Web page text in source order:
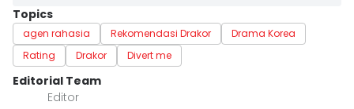
Topics
agen rahasia Rekomendasi Drakor
Drama Korea
Rating
Drakor Divert me
Editorial Team
Editor